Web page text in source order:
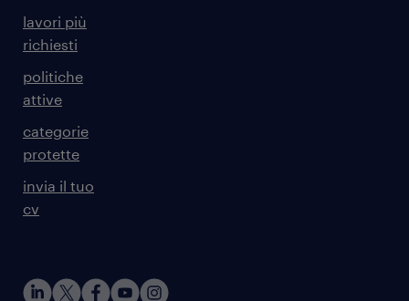
lavori più
richiesti
politiche
attive
categorie
protette
invia il tuo
cv